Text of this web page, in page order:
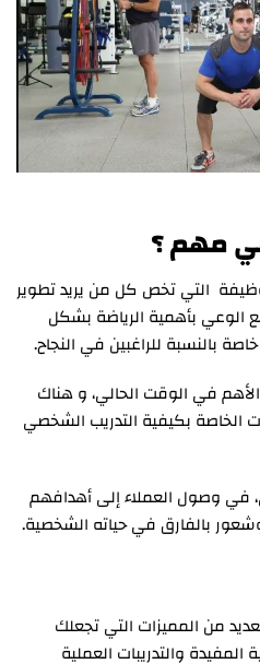
مهم ؟
التي تخص كل من يريد تطوير
الوعي بأهمية الرياضة بشكل
بالنسبة للراغبين في النجاح.
في الوقت الحالي، و هناك
الخاصة بكيفية التدريب الشخصي
وصول العملاء إلى أهدافهم
بالفارق في حياته الشخصية.
من المميزات التي تجعلك
والتدريبات العملية